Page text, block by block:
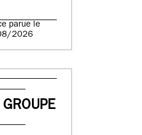
parue le
2026